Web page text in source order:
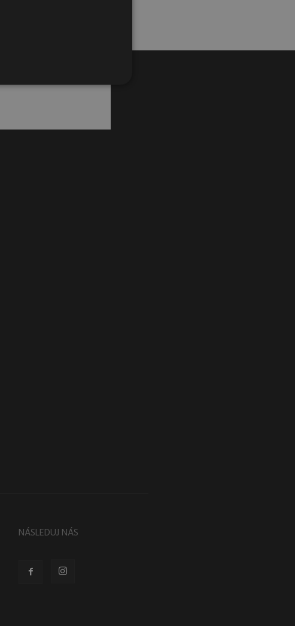
NÁSLEDUJ NÁS